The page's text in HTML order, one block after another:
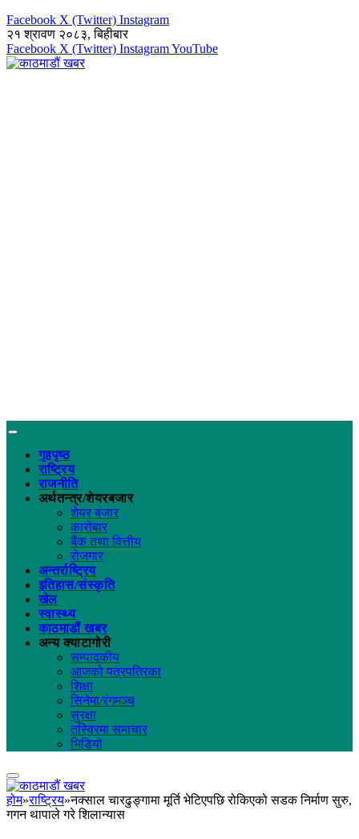
Facebook X (Twitter) Instagram
२१ श्रावण २०८३, बिहीबार
Facebook X (Twitter) InstagramYouTube
गृहपृष्ठ
राष्ट्रिय
राजनीति
अर्थतन्त्र/शेयरबजार
शेयर बजार
कारोबार
बैंक तथा वित्तीय
रोजगार
अन्तर्राष्ट्रिय
इतिहास/संस्कृति
खेल
स्वास्थ्य
काठमाडौं खबर
अन्य क्याटागोरी
सम्पादकीय
आजको पत्रपत्रिका
शिक्षा
सिनेमा/रंगमञ्च
सुरक्षा
तस्विरमा समाचार
भिडियो
होम»राष्ट्रिय»नक्साल चारढुङ्गामा मूर्ति भेटिएपछि रोकिएको सडक निर्माण सुरु,
गगन थापाले गरे शिलान्यास